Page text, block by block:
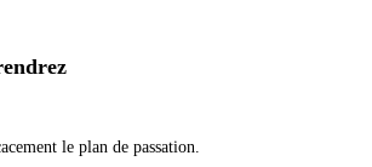
le plan de passation.